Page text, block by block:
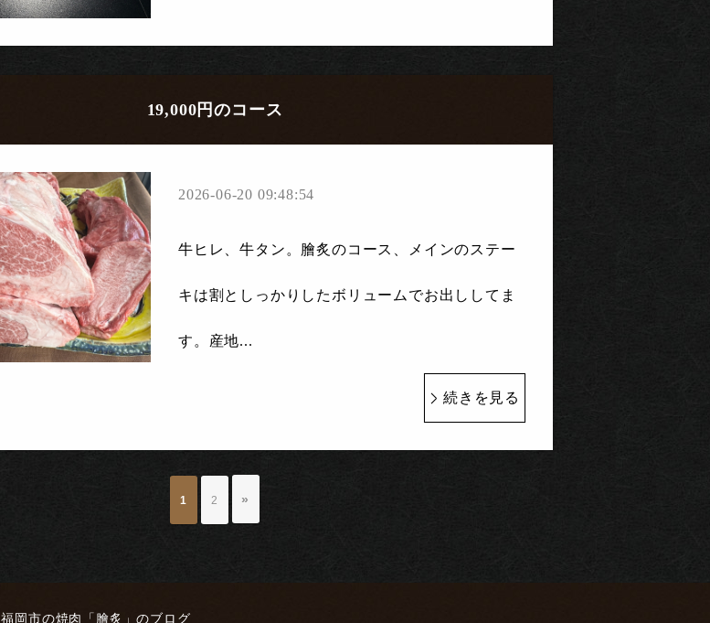
19,000円のコース
2026-06-20 09:48:54
牛ヒレ、牛タン。膾炙のコース、メインのステー
キは割としっかりしたボリュームでお出ししてま
す。産地...
続きを見る
1 2 »
福岡市の焼肉「膾炙」のブログ